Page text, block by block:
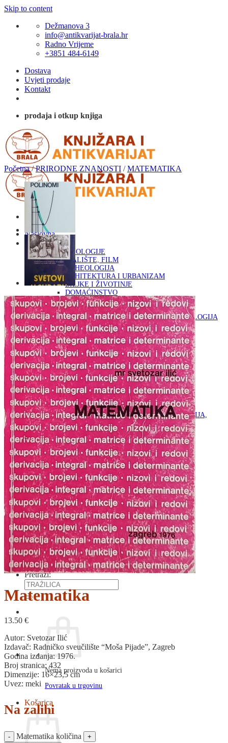
Skip to content
Dežmanova 3
info@antikvarijat-brala.hr
Radno Vrijeme
+3851 484-6149
Dostava
Uvjeti prodaje
Kontakt
prodaja i otkup knjiga
Naslovna
KNJIGE
OD ARHEOLOGIJE
DO KAZALIŠTE, FILM
ARHEOLOGIJA
ARHITEKTURA I URBANIZAM
BILJKE I ŽIVOTINJE
DOMAĆINSTVO
ENCIKLOPEDIJE I LEKSIKONI
ETNOLOGIJA
FILOZOFIJA, SOCIOLOGIJA, ANTROPOLOGIJA
FOTOGRAFIJA
GLAZBENA UMJETNOST
KAZALIŠTE, FILM
OD KNJIŽEVNOST
DO RELIGIJA
KNJIŽEVNOST
LIKOVNA UMJETNOST
LJEKOVITO BILJE I ZDRAVLJE
MITOLOGIJA
POVIJEST I PUBLICISTIKA
PRIRODNE ZNANOSTI
PSIHOLOGIJA, POPULARNA PSIHOLOGIJA,
ALTERNATIVA
RAZNO
RELIGIJA
OD RJEČNIKA
DO ZEMLJOVIDA
RJEČNICI, GRAMATIKE, PRAVOPISI…
ŠAH
SPORT
STRIPOVI
TEHNIČKE ZNANOSTI
TEORIJA I POVIJEST KNJIŽEVNOSTI
VEDUTE
ZAGREB
ZEMLJOVIDI
Otkup knjiga
O nama
Novosti
AKCIJA
Pretraži:
Nema proizvoda u košarici
Povratak u trgovinu
Košarica
Početna / PRIRODNE ZNANOSTI / MATEMATIKA
Matematika
13.50 €
Autor: Svetozar Ilić
Izdavač: Radničko sveučilište “Moša Pijade”, Zagreb
Godina izdanja: 1976.
Broj stranica: 432
Dimenzije: 16×23,5 cm
Uvez: meki
Na zalihi
Matematika količina